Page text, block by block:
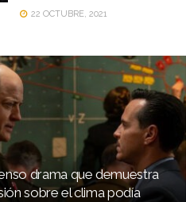
22 OCTUBRE, 2021
drama que demuestra
sobre el clima podía